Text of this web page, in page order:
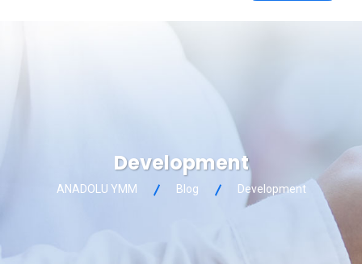
Development
ANADOLU YMM Blog Development